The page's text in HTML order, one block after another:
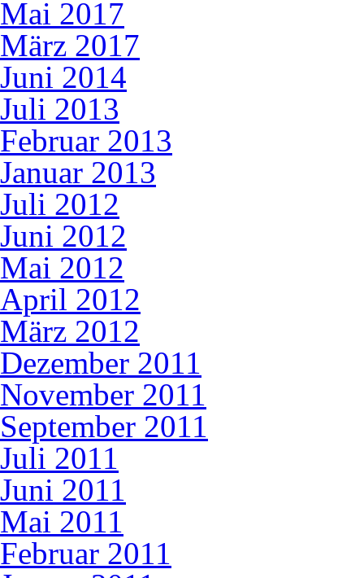
Mai 2017
März 2017
Juni 2014
Juli 2013
Februar 2013
Januar 2013
Juli 2012
Juni 2012
Mai 2012
April 2012
März 2012
Dezember 2011
November 2011
September 2011
Juli 2011
Juni 2011
Mai 2011
Februar 2011